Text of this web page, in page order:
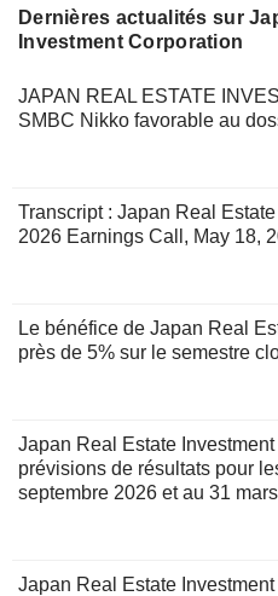
Dernières actualités sur
Investment Corporation
JAPAN REAL ESTATE
SMBC Nikko favorable au
Transcript : Japan Real
2026 Earnings Call, May 18,
Le bénéfice de Japan Real
près de 5% sur le semestre
Japan Real Estate
prévisions de résultats pour
septembre 2026 et au 31
Japan Real Estate